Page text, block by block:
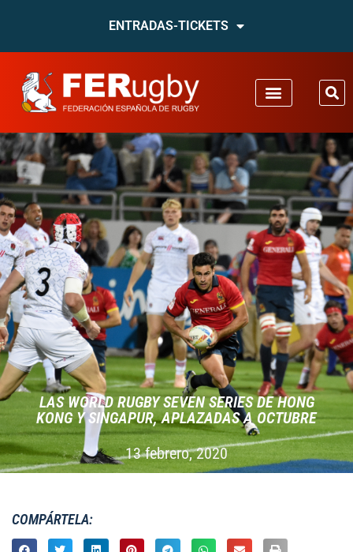
ENTRADAS-TICKETS
LAS WORLD RUGBY SEVEN SERIES DE HONG
KONG Y SINGAPUR, APLAZADAS A OCTUBRE
13 febrero, 2020
COMPÁRTELA: